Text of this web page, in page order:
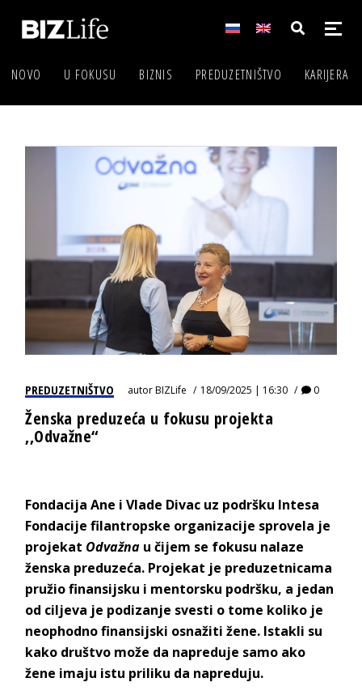
NOVO U FOKUSU BIZNIS PREDUZETNIŠTVO KARIJERA
PREDUZETNIŠTVO autorBIZLife 18/09/2025 | 16:30 0
Ženska preduzeća u fokusu projekta
,,Odvažne“
Fondacija Ane i Vlade Divac uz podršku Intesa
Fondacije filantropske organizacije sprovela je
projekat Odvažna u čijem se fokusu nalaze
ženska preduzeća. Projekat je preduzetnicama
pružio finansijsku i mentorsku podršku, a jedan
od ciljeva je podizanje svesti o tome koliko je
neophodno finansijski osnažiti žene. Istakli su
kako društvo može da napreduje samo ako
žene imaju istu priliku da napreduju.